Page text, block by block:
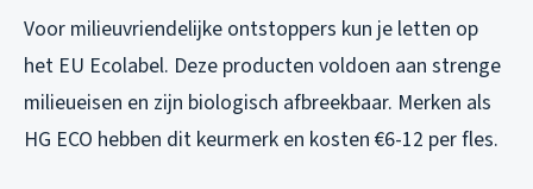
Voor milieuvriendelijke ontstoppers kun je letten op
het EU Ecolabel. Deze producten voldoen aan strenge
milieueisen en zijn biologisch afbreekbaar. Merken als
HG ECO hebben dit keurmerk en kosten €6-12 per fles.